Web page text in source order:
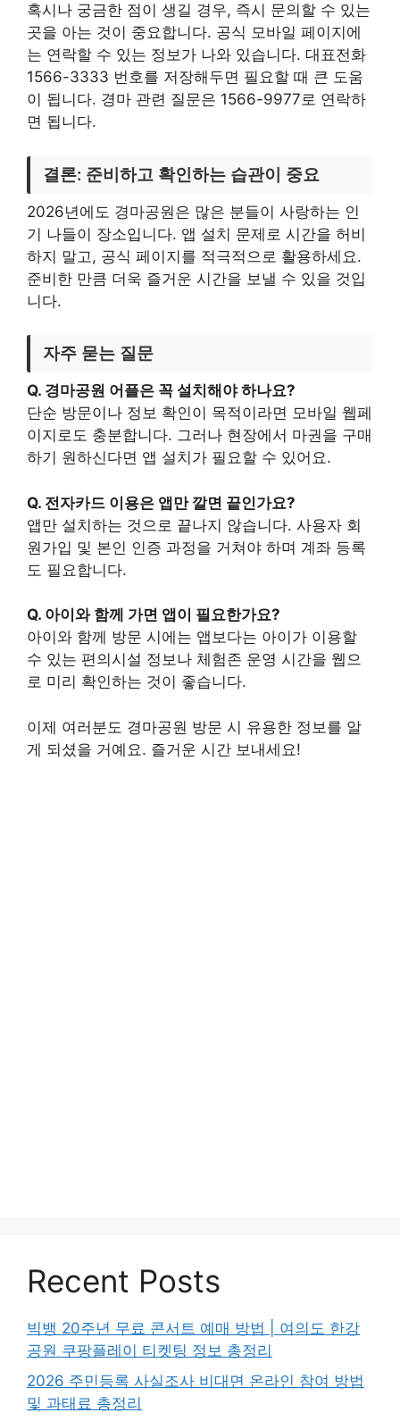
혹시나 궁금한 점이 생길 경우, 즉시 문의할 수 있는
곳을 아는 것이 중요합니다. 공식 모바일 페이지에
는 연락할 수 있는 정보가 나와 있습니다. 대표전화
1566-3333 번호를 저장해두면 필요할 때 큰 도움
이 됩니다. 경마 관련 질문은 1566-9977로 연락하
면 됩니다.
결론: 준비하고 확인하는 습관이 중요
2026년에도 경마공원은 많은 분들이 사랑하는 인
기 나들이 장소입니다. 앱 설치 문제로 시간을 허비
하지 말고, 공식 페이지를 적극적으로 활용하세요.
준비한 만큼 더욱 즐거운 시간을 보낼 수 있을 것입
니다.
자주 묻는 질문
Q. 경마공원 어플은 꼭 설치해야 하나요?
단순 방문이나 정보 확인이 목적이라면 모바일 웹페
이지로도 충분합니다. 그러나 현장에서 마권을 구매
하기 원하신다면 앱 설치가 필요할 수 있어요.
Q. 전자카드 이용은 앱만 깔면 끝인가요?
앱만 설치하는 것으로 끝나지 않습니다. 사용자 회
원가입 및 본인 인증 과정을 거쳐야 하며 계좌 등록
도 필요합니다.
Q. 아이와 함께 가면 앱이 필요한가요?
아이와 함께 방문 시에는 앱보다는 아이가 이용할
수 있는 편의시설 정보나 체험존 운영 시간을 웹으
로 미리 확인하는 것이 좋습니다.
이제 여러분도 경마공원 방문 시 유용한 정보를 알
게 되셨을 거예요. 즐거운 시간 보내세요!
Recent Posts
빅뱅 20주년 무료 콘서트 예매 방법 | 여의도 한강
공원 쿠팡플레이 티켓팅 정보 총정리
2026 주민등록 사실조사 비대면 온라인 참여 방법
및 과태료 총정리